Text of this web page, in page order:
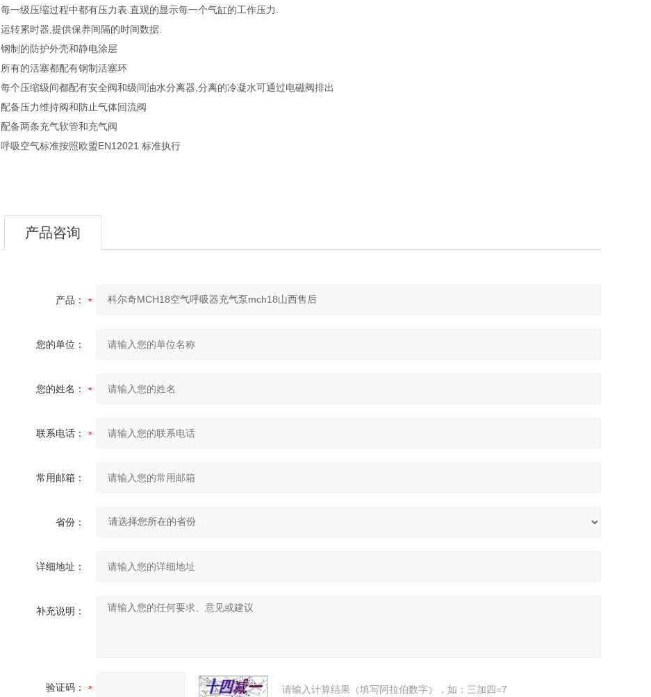
每一级压缩过程中都有压力表.直观的显示每一个气缸的工作压力.
运转累时器,提供保养间隔的时间数据.
钢制的防护外壳和静电涂层
所有的活塞都配有钢制活塞环
每个压缩级间都配有安全阀和级间油水分离器,分离的冷凝水可通过电磁阀排出
配备压力维持阀和防止气体回流阀
配备两条充气软管和充气阀
呼吸空气标准按照欧盟EN12021 标准执行
产品咨询
产品：
您的单位：
您的姓名：
联系电话：
常用邮箱：
省份：
详细地址：
补充说明：
验证码： 请输入计算结果（填写阿拉伯数字），如：三加四=7